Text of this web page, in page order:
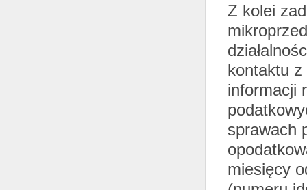
Z kolei
kontaktu z
informacji
sprawach
miesięcy